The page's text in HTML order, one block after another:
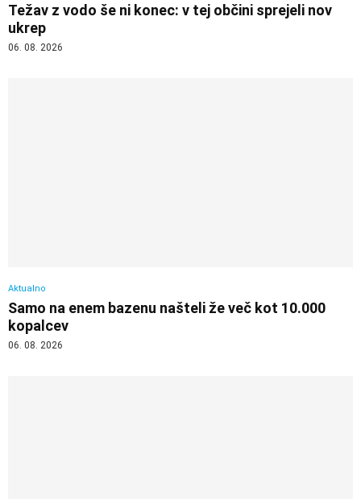
Težav z vodo še ni konec: v tej občini sprejeli nov
ukrep
06. 08. 2026
Aktualno
Samo na enem bazenu našteli že več kot 10.000
kopalcev
06. 08. 2026